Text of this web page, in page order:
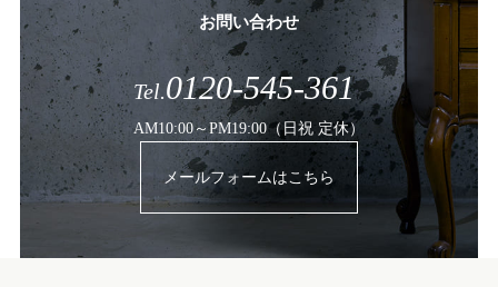
お問い合わせ
Tel.0120-545-361
AM10:00～PM19:00（日祝 定休）
メールフォームはこちら